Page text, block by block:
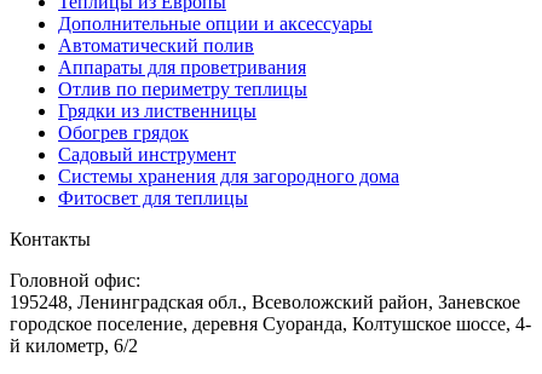
Дополнительные опции и аксессуары
Автоматический полив
Аппараты для проветривания
Отлив по периметру теплицы
Грядки из лиственницы
Обогрев грядок
Садовый инструмент
Системы хранения для загородного дома
Фитосвет для теплицы
Контакты
Головной офис:
195248, Ленинградская обл., Всеволожский район, Заневское
городское поселение, деревня Суоранда, Колтушское шоссе, 4-
й километр, 6/2